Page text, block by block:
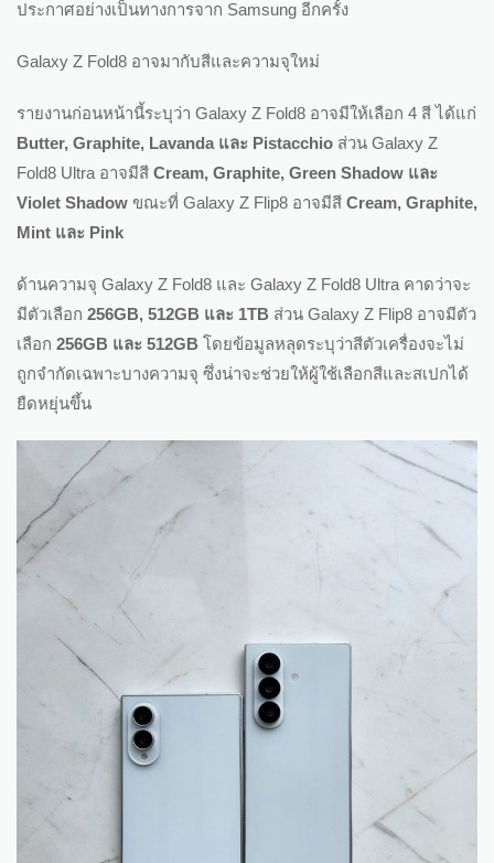
ประกาศอย่างเป็นทางการจาก Samsung อีกครั้ง
Galaxy Z Fold8 อาจมากับสีและความจุใหม่
รายงานก่อนหน้านี้ระบุว่า Galaxy Z Fold8 อาจมีให้เลือก 4 สี ได้แก่
Butter, Graphite, Lavanda และ Pistacchio ส่วน Galaxy Z
Fold8 Ultra อาจมีสี Cream, Graphite, Green Shadow และ
Violet Shadow ขณะที่ Galaxy Z Flip8 อาจมีสี Cream, Graphite,
Mint และ Pink
ด้านความจุ Galaxy Z Fold8 และ Galaxy Z Fold8 Ultra คาดว่าจะ
มีตัวเลือก 256GB, 512GB และ 1TB ส่วน Galaxy Z Flip8 อาจมีตัว
เลือก 256GB และ 512GB โดยข้อมูลหลุดระบุว่าสีตัวเครื่องจะไม่
ถูกจำกัดเฉพาะบางความจุ ซึ่งน่าจะช่วยให้ผู้ใช้เลือกสีและสเปกได้
ยืดหยุ่นขึ้น